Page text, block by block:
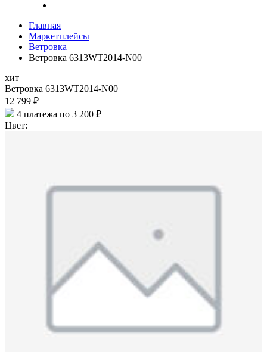
Главная
Маркетплейсы
Ветровка
Ветровка 6313WT2014-N00
хит
Ветровка 6313WT2014-N00
12 799 ₽
4 платежа по 3 200 ₽
Цвет: